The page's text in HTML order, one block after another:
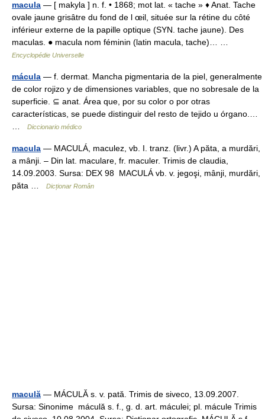
macula — [ makyla ] n. f. • 1868; mot lat. « tache » ♦ Anat. Tache
ovale jaune grisâtre du fond de l œil, située sur la rétine du côté
inférieur externe de la papille optique (SYN. tache jaune). Des
maculas. ● macula nom féminin (latin macula, tache)… …
Encyclopédie Universelle
mácula — f. dermat. Mancha pigmentaria de la piel, generalmente
de color rojizo y de dimensiones variables, que no sobresale de la
superficie. ⊆ anat. Área que, por su color o por otras
características, se puede distinguir del resto de tejido u órgano.…
Diccionario médico
macula — MACULÁ, maculez, vb. I. tranz. (livr.) A păta, a murdări,
a mânji. – Din lat. maculare, fr. maculer. Trimis de claudia,
14.09.2003. Sursa: DEX 98 MACULÁ vb. v. jegoşi, mânji, murdări,
păta …
Dicționar Român
maculă — MÁCULĂ s. v. pată. Trimis de siveco, 13.09.2007.
Sursa: Sinonime máculă s. f., g. d. art. máculei; pl. mácule Trimis